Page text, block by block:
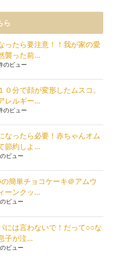
ら
ったら要注意！！我が家の愛
襲った前...
のビュー
０分で顔が変形したムスコ。
レルギー...
のビュー
なったら必要！赤ちゃんオム
節約しよ...
ビュー
簡単チョコケーキ＠アムウ
ーンクッ...
ビュー
には言わないで！だって○○な
子が泣...
ビュー